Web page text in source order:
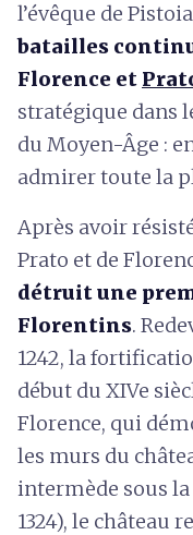
l’évêque de
batailles
Florence et
stratégique dans
du Moyen-Âge :
admirer toute la
Après avoir
Prato et de
détruit une
Florentins.
1242, la
début du XIVe
Florence, qui
les murs du
intermède sous
1324), le château